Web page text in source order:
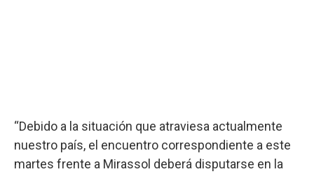
“Debido a la situación que atraviesa actualmente
nuestro país, el encuentro correspondiente a este
martes frente a Mirassol deberá disputarse en la